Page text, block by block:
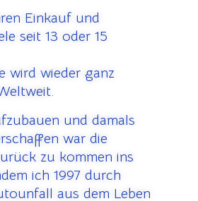
Einkauf und
seit 13 oder 15
wird wieder ganz
und damals
war die
zu kommen ins
ich 1997 durch
aus dem Leben